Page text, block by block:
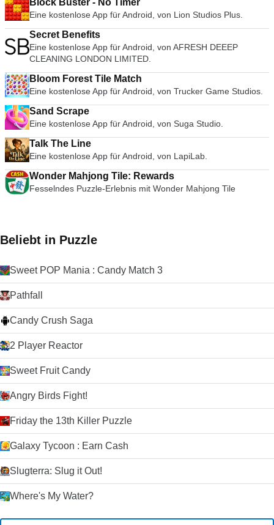
Block Buster - No Timer
Eine kostenlose App für Android, von Lion Studios Plus.
Secret Benefits
Eine kostenlose App für Android, von AFRESH DEEEP
CLEANING LONDON LIMITED.
Bloom Forest Tile Match
Eine kostenlose App für Android, von Trucker Game Studios.
Sand Scrape
Eine kostenlose App für Android, von Suga Studio.
Talk The Line
Eine kostenlose App für Android, von LapiLab.
Wonder Mahjong Tile: Rewards
Fesselndes Puzzle-Erlebnis mit Wonder Mahjong Tile
Beliebt in Puzzle
Sweet POP Mania : Candy Match 3
Pathfall
Candy Crush Saga
2 Player Reactor
Sweet Fruit Candy
Angry Birds Fight!
Friday the 13th Killer Puzzle
Galaxy Tycoon : Earn Cash
Slugterra: Slug it Out!
Where's My Water?